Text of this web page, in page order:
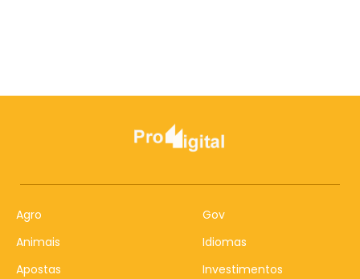
Agro
Animais
Apostas
Gov
Idiomas
Investimentos